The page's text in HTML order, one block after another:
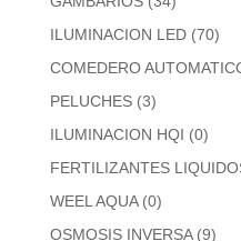
ILUMINACION LED (70)
COMEDERO
PELUCHES (3)
ILUMINACION HQI (0)
FERTILIZANTES
WEEL AQUA (0)
OSMOSIS INVERSA (9)